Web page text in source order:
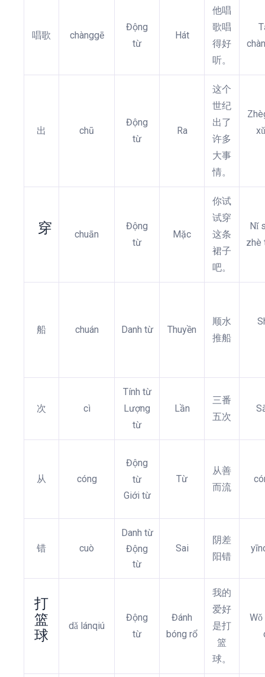
唱歌 chànggē
Động
từ
Hát
他唱
歌唱
得好
听。
出 chū
Động
từ
Ra
这个
世纪
出了
许多
大事
情。
穿 chuān
Động
từ
Mặc
你试
试穿
这条
裙子
吧。
Nǐ
zhè
船 chuán Danh từ Thuyền
顺水
推船
次 cì
Tính từ
Lượng
từ
Lần
三番
五次
从 cóng
Động
từ
Giới từ
Từ
从善
而流
错 cuò
Danh từ
Động
từ
Sai
阴差
阳错
打
篮
球
dǎ lánqiú
Động
từ
Đánh
bóng rổ
我的
爱好
是打
篮
球。